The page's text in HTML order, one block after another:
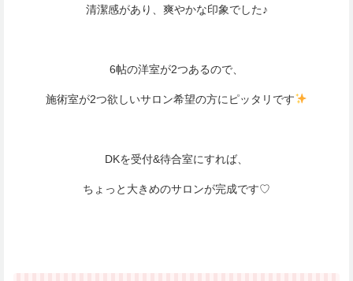
清潔感があり、爽やかな印象でした♪
6帖の洋室が2つあるので、
施術室が2つ欲しいサロン希望の方にピッタリです
DKを受付&待合室にすれば、
ちょっと大きめのサロンが完成です♡